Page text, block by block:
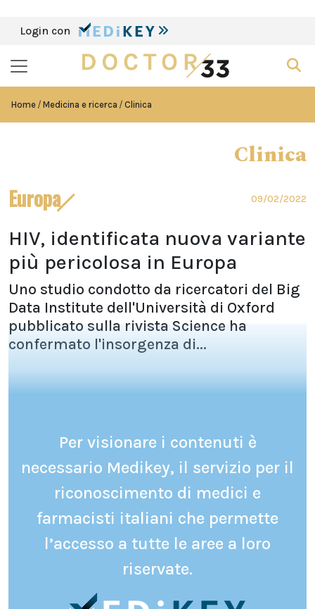
Login con
Home Medicina e ricerca Clinica
Clinica
Europa 09/02/2022
HIV, identificata nuova variante
più pericolosa in Europa
Uno studio condotto da ricercatori del Big
Data Institute dell'Università di Oxford
pubblicato sulla rivista Science ha
confermato l'insorgenza di...
Per visionare i contenuti è
necessario Medikey, il servizio per il
riconoscimento di medici e
farmacisti italiani che permette
l’accesso a tutte le aree a loro
riservate.